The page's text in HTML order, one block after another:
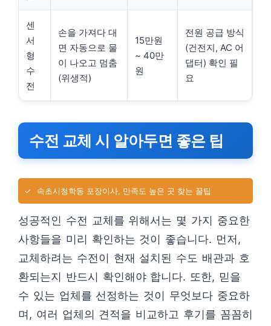
센
서
형
수
전
손을 가져다 대
면 자동으로 물
이 나오고 멈춤
(위생적)
15만원
~ 40만
원
전원 공급 방식
(건전지, AC 어
댑터) 확인 필
요
수전 교체 시 알아두면 좋은 팁
✓ 속초시청학동 포장이사, 만족도 높은 곳 찾는 꿀팁
성공적인 수전 교체를 위해서는 몇 가지 중요한
사항들을 미리 확인하는 것이 좋습니다. 먼저,
교체하려는 수전이 현재 설치된 수도 배관과 호
환되는지 반드시 확인해야 합니다. 또한, 믿을
수 있는 업체를 선정하는 것이 무엇보다 중요하
며, 여러 업체의 견적을 비교하고 후기를 꼼꼼히